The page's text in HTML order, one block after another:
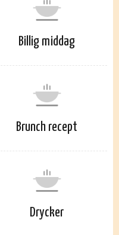
Billig middag
Brunch recept
Drycker